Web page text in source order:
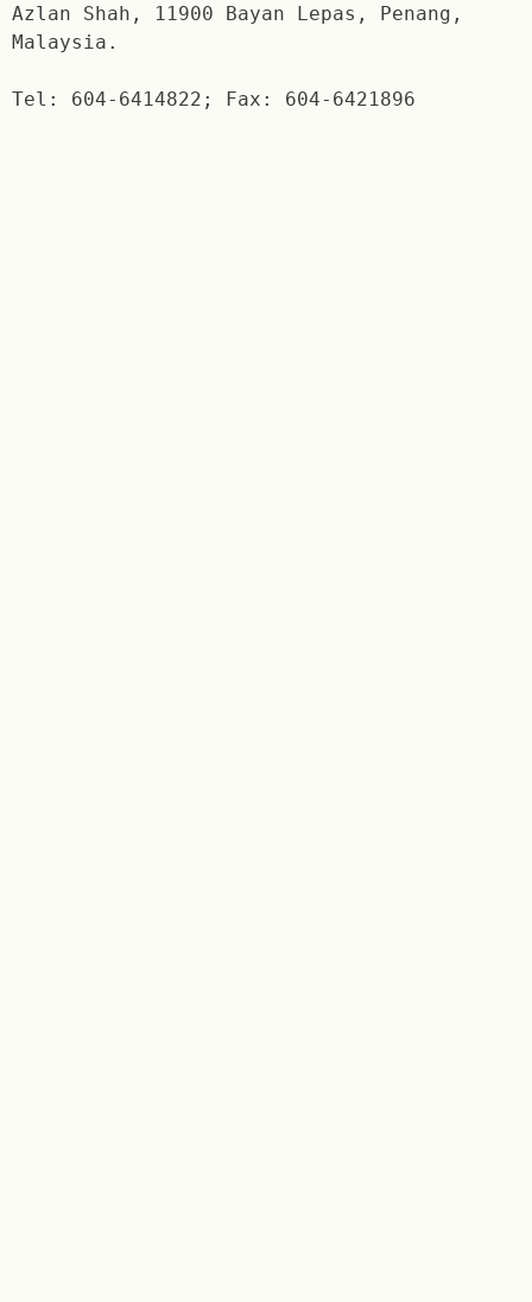
Azlan Shah, 11900 Bayan Lepas, Penang,
Malaysia.
Tel: 604-6414822; Fax: 604-6421896